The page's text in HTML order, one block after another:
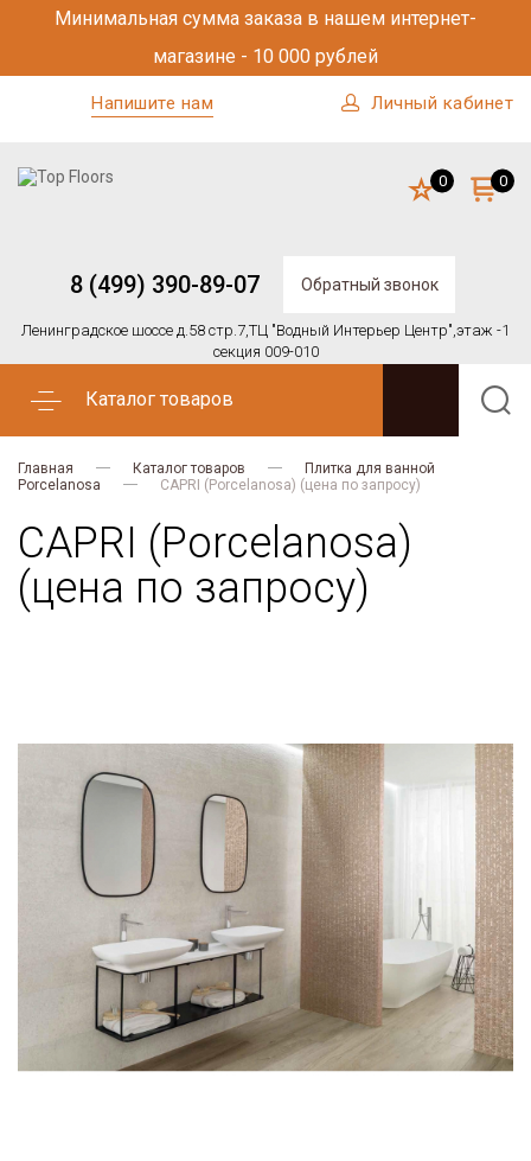
Минимальная сумма заказа в нашем интернет-
магазине - 10 000 рублей
Напишите нам Личный кабинет
8 (499) 390-89-07 Обратный звонок
Ленинградское шоссе д.58 стр.7,ТЦ "Водный Интерьер Центр",этаж -1
секция 009-010
0 0
Каталог товаров
Главная Каталог товаров
Плитка для ванной
Porcelanosa
CAPRI (Porcelanosa) (цена по запросу)
CAPRI (Porcelanosa)
(цена по запросу)